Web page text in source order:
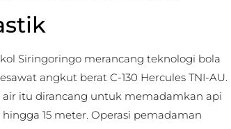
Siringoringo merancang teknologi bola
angkut berat C-130 Hercules TNI-AU.
air itu dirancang untuk memadamkan api
15 meter. Operasi pemadaman